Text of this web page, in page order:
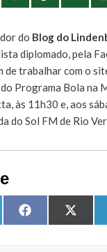
do Blog do
diplomado, pela
de trabalhar com o
Programa Bola na
às 11h30 e, aos
do Sol FM de Rio
Share
on
FacebookShare
on
X